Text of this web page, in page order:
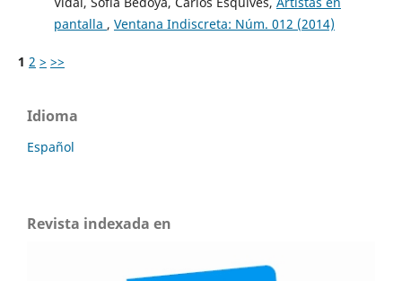
pantalla , Ventana Indiscreta: Núm. 012 (2014)
1 2 > >>
Idioma
Español
Revista indexada en